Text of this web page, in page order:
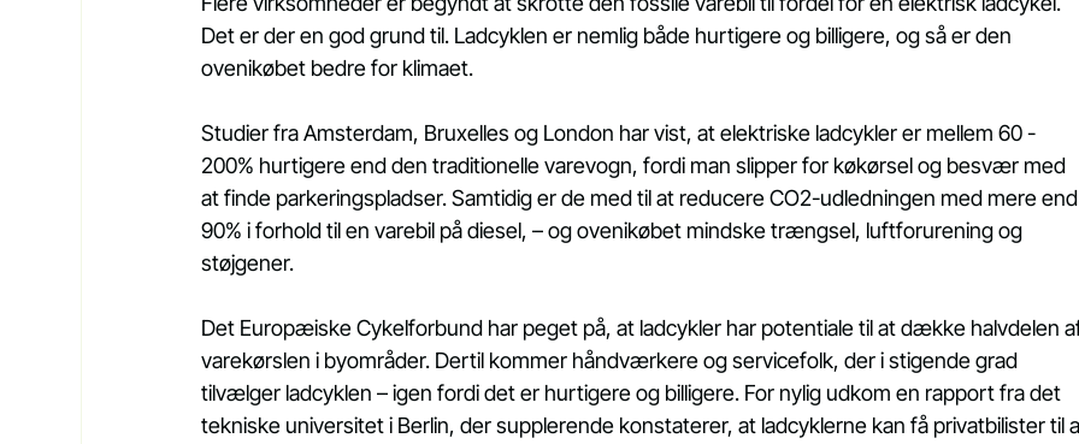
Det er der en god grund til. Ladcyklen er nemlig både hurtigere og billigere, og så er den
ovenikøbet bedre for klimaet.
Studier fra Amsterdam, Bruxelles og London har vist, at elektriske ladcykler er mellem 60 -
200% hurtigere end den traditionelle varevogn, fordi man slipper for køkørsel og besvær med
at finde parkeringspladser. Samtidig er de med til at reducere CO2-udledningen med mere
90% i forhold til en varebil på diesel, – og ovenikøbet mindske trængsel, luftforurening og
støjgener.
Det Europæiske Cykelforbund har peget på, at ladcykler har potentiale til at dække halvdelen
varekørslen i byområder. Dertil kommer håndværkere og servicefolk, der i stigende grad
tilvælger ladcyklen – igen fordi det er hurtigere og billigere. For nylig udkom en rapport fra det
tekniske universitet i Berlin, der supplerende konstaterer, at ladcyklerne kan få privatbilister til